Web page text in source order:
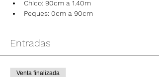
Chico: 90cm a 1.40m
Peques: 0cm a 90cm
Entradas
Venta finalizada